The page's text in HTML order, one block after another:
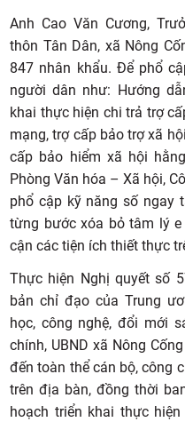
Anh Cao Văn Cương,
thôn Tân Dân, xã Nông
847 nhân khẩu. Để phổ
người dân như: Hướng
khai thực hiện chi trả trợ
mạng, trợ cấp bảo trợ xã
cấp bảo hiểm xã hội
Phòng Văn hóa – Xã hội,
phổ cập kỹ năng số ngay
từng bước xóa bỏ tâm lý
cận các tiện ích thiết thực
Thực hiện Nghị quyết số
bản chỉ đạo của Trung
học, công nghệ, đổi mới
chính, UBND xã Nông
đến toàn thể cán bộ, công
trên địa bàn, đồng thời
hoạch triển khai thực